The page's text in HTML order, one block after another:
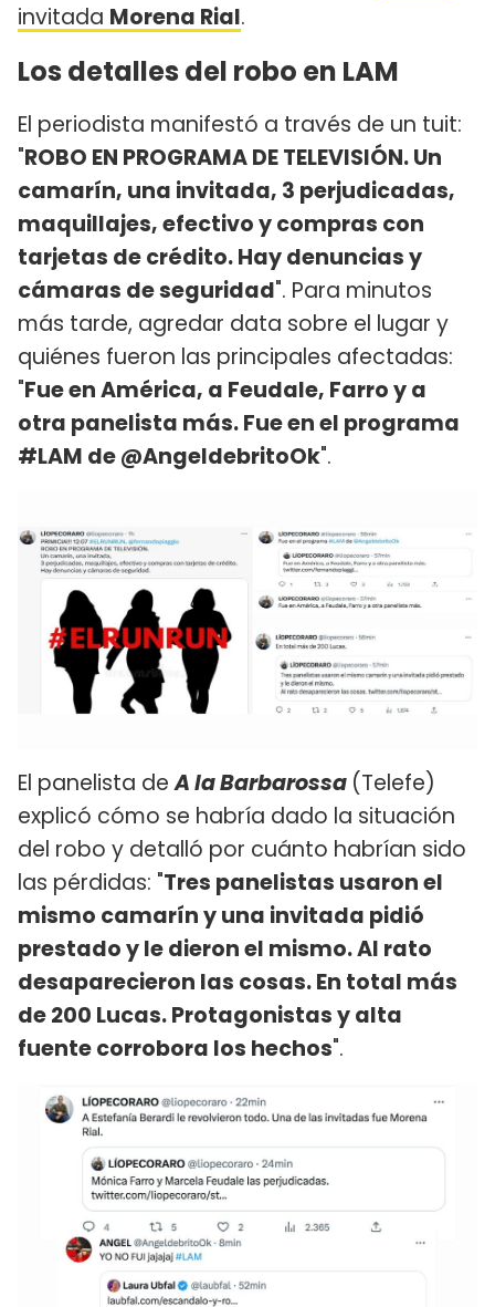
invitada Morena Rial.
Los detalles del robo en LAM
El periodista manifestó a través de un tuit:
"ROBO EN PROGRAMA DE TELEVISIÓN. Un
camarín, una invitada, 3 perjudicadas,
maquillajes, efectivo y compras con
tarjetas de crédito. Hay denuncias y
cámaras de seguridad". Para minutos
más tarde, agredar data sobre el lugar y
quiénes fueron las principales afectadas:
"Fue en América, a Feudale, Farro y a
otra panelista más. Fue en el programa
#LAM de @AngeldebritoOk".
El panelista deA la Barbarossa (Telefe)
explicó cómo se habría dado la situación
del robo y detalló por cuánto habrían sido
las pérdidas: "Tres panelistas usaron el
mismo camarín y una invitada pidió
prestado y le dieron el mismo. Al rato
desaparecieron las cosas. En total más
de 200 Lucas. Protagonistas y alta
fuente corrobora los hechos".